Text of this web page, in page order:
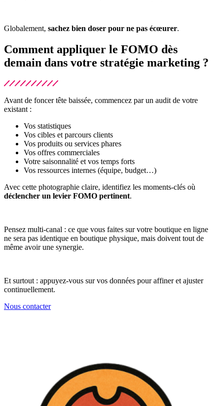
Globalement, sachez bien doser pour ne pas écœurer.
Comment appliquer le FOMO dès
demain dans votre stratégie marketing ?
Avant de foncer tête baissée, commencez par un audit de votre
existant :
Vos statistiques
Vos cibles et parcours clients
Vos produits ou services phares
Vos offres commerciales
Votre saisonnalité et vos temps forts
Vos ressources internes (équipe, budget…)
Avec cette photographie claire, identifiez les moments-clés où
déclencher un levier FOMO pertinent.
Pensez multi-canal : ce que vous faites sur votre boutique en ligne
ne sera pas identique en boutique physique, mais doivent tout de
même avoir une synergie.
Et surtout : appuyez-vous sur vos données pour affiner et ajuster
continuellement.
Nous contacter